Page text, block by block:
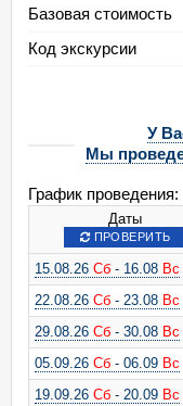
Базовая стоимость
Код экскурсии
У
Мы
График проведения:
Даты
ПРОВЕРИТЬ
15.08.26 Сб - 16.08 Вс
22.08.26 Сб - 23.08 Вс
29.08.26 Сб - 30.08 Вс
05.09.26 Сб - 06.09 Вс
19.09.26 Сб - 20.09 Вс